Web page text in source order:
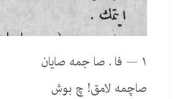
١ — فا . صا جمه صایان
صاچمه لامق! چ بوش